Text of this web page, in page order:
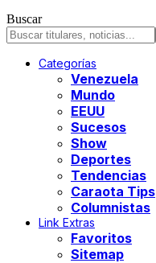
Buscar
Categorías
Venezuela
Mundo
EEUU
Sucesos
Show
Deportes
Tendencias
Caraota Tips
Columnistas
Link Extras
Favoritos
Sitemap